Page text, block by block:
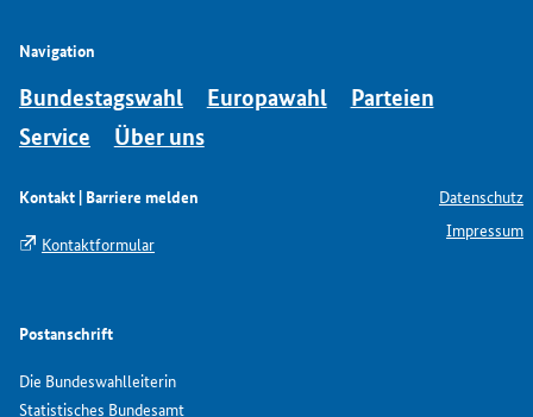
Navigation
Bundestagswahl Europawahl
Parteien
Service
Über uns
Kontakt | Barriere melden
Kontaktformular
Postanschrift
Die Bundeswahlleiterin
Statistisches Bundesamt
Datenschutz
Impressum